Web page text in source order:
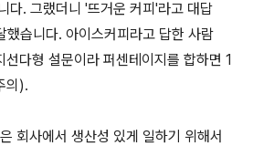
다. 그랬더니 '뜨거운 커피'라고 대답
습니다. 아이스커피라고 답한 사람
다형 설문이라 퍼센테이지를 합하면 1
의).
회사에서 생산성 있게 일하기 위해서